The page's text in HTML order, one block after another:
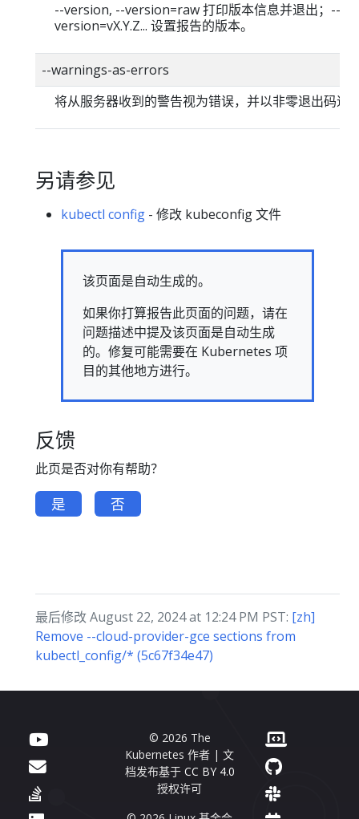
--version, --version=raw 打印版本信息并退出；--
version=vX.Y.Z... 设置报告的版本。
--warnings-as-errors
将从服务器收到的警告视为错误，并以非零退出码退
另请参见
kubectl config - 修改 kubeconfig 文件
该页面是自动生成的。
如果你打算报告此页面的问题，请在
问题描述中提及该页面是自动生成
的。修复可能需要在 Kubernetes 项
目的其他地方进行。
反馈
此页是否对你有帮助？
是 否
最后修改 August 22, 2024 at 12:24 PM PST: [zh]
Remove --cloud-provider-gce sections from
kubectl_config/* (5c67f34e47)
© 2026 The
Kubernetes 作者 | 文
档发布基于 CC BY 4.0
授权许可